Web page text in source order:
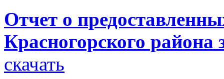
Отчет о
Красногорского района
скачать